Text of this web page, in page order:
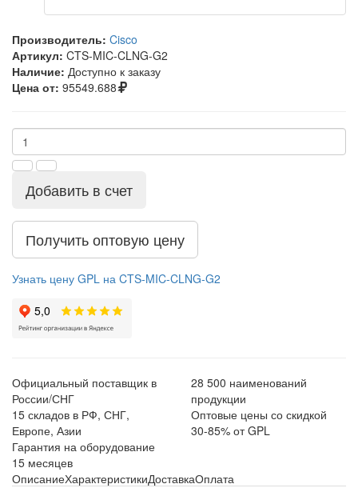
Производитель: Cisco
Артикул: CTS-MIC-CLNG-G2
Наличие: Доступно к заказу
Цена от: 95549.688
Добавить в счет
Получить оптовую цену
Узнать цену GPL на CTS-MIC-CLNG-G2
Официальный поставщик в
России/СНГ
28 500 наименований
продукции
15 складов в РФ, СНГ,
Европе, Азии
Оптовые цены со скидкой
30-85% от GPL
Гарантия на оборудование
15 месяцев
ОписаниеХарактеристикиДоставкаОплата